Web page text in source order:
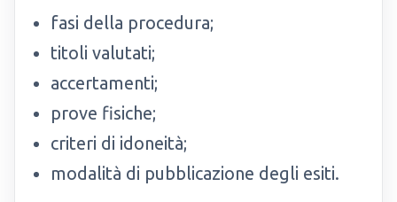
fasi della procedura;
titoli valutati;
accertamenti;
prove fisiche;
criteri di idoneità;
modalità di pubblicazione degli esiti.